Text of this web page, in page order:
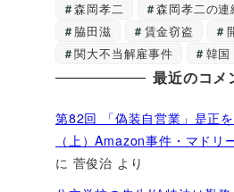
森岡孝二
森岡孝二の連
脇田滋
賃金窃盗
関大不当解雇事件
韓国
最近のコメ
第82回 「偽装自営業」是正
（上）Amazon事件・マドリ
に 菅俊治 より